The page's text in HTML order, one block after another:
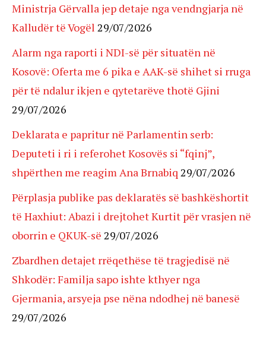
Ministrja Gërvalla jep detaje nga vendngjarja në
Kalludër të Vogël 29/07/2026
Alarm nga raporti i NDI-së për situatën në
Kosovë: Oferta me 6 pika e AAK-së shihet si rruga
për të ndalur ikjen e qytetarëve thotë Gjini
29/07/2026
Deklarata e papritur në Parlamentin serb:
Deputeti i ri i referohet Kosovës si “fqinj”,
shpërthen me reagim Ana Brnabiq 29/07/2026
Përplasja publike pas deklaratës së bashkëshortit
të Haxhiut: Abazi i drejtohet Kurtit për vrasjen në
oborrin e QKUK-së 29/07/2026
Zbardhen detajet rrëqethëse të tragjedisë në
Shkodër: Familja sapo ishte kthyer nga
Gjermania, arsyeja pse nëna ndodhej në banesë
29/07/2026